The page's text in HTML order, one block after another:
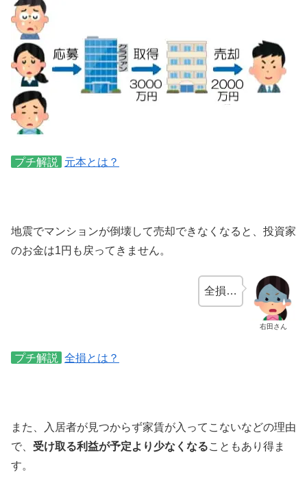
プチ解説 元本とは？
地震でマンションが倒壊して売却できなくなると、投資家
のお金は1円も戻ってきません。
右田さん
全損…
プチ解説 全損とは？
また、入居者が見つからず家賃が入ってこないなどの理由
で、 受け取る利益が予定より少なくなることもあり得ま
す。